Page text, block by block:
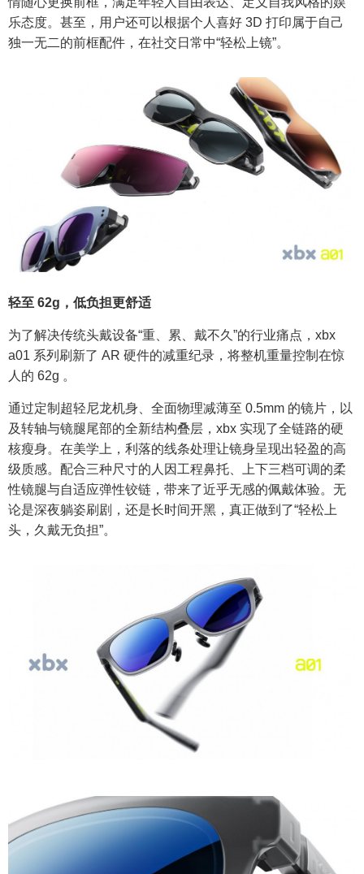
乐态度。甚至，用户还可以根据个人喜好 3D 打印属于自己
独一无二的前框配件，在社交日常中“轻松上镜”。
轻至 62g，低负担更舒适
为了解决传统头戴设备“重、累、戴不久”的行业痛点，xbx
a01 系列刷新了 AR 硬件的减重纪录，将整机重量控制在惊
人的 62g 。
通过定制超轻尼龙机身、全面物理减薄至 0.5mm 的镜片，以
及转轴与镜腿尾部的全新结构叠层，xbx 实现了全链路的硬
核瘦身。在美学上，利落的线条处理让镜身呈现出轻盈的高
级质感。配合三种尺寸的人因工程鼻托、上下三档可调的柔
性镜腿与自适应弹性铰链，带来了近乎无感的佩戴体验。无
论是深夜躺姿刷剧，还是长时间开黑，真正做到了“轻松上
头，久戴无负担”。